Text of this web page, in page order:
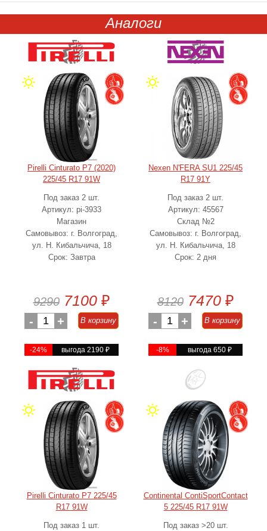
Аналоги
Pirelli Cinturato P7 (2020)
225/45 R17 91W
Под заказ 2 шт.
Артикул: pi-3933
Магазин
Самовывоз: г. Волгоград,
ул. Н. Кибальчича, 18
Срок: Завтра
9290 7100 ₽
- 1 + В корзину
-24% выгода 2190₽
Nexen N'FERA SU1 225/45
R17 91Y
Под заказ 2 шт.
Артикул: 45567
Склад №2
Самовывоз: г. Волгоград,
ул. Н. Кибальчича, 18
Срок: 2 дня
8120 7470 ₽
- 1 + В корзину
-8% выгода 650 ₽
Pirelli Cinturato P7 225/45
R17 91W
Под заказ 1 шт.
Continental ContiSportContact
5 225/45 R17 91W
Под заказ >20 шт.